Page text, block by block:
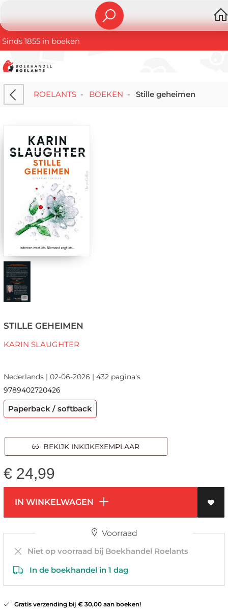
Sinds 1855 in boeken
ROELANTS- BOEKEN - Stille geheimen
STILLE GEHEIMEN
KARIN SLAUGHTER
Nederlands | 02-06-2026 | 432 pagina's
9789402720426
Paperback / softback
BEKIJK INKIJKEXEMPLAAR
€ 24,99
IN WINKELWAGEN
Voorraad
Niet op voorraad bij Boekhandel Roelants
In de boekhandel in 1 dag
Gratis verzending bij € 30,00 aan boeken!